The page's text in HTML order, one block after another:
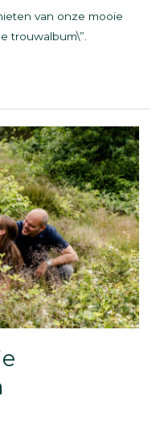
van onze mooie
trouwalbum\”.